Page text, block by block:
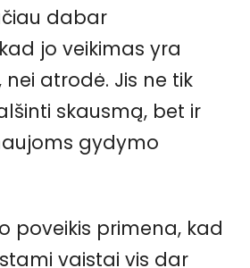
dabar
jo veikimas yra
atrodė. Jis ne tik
skausmą, bet ir
gydymo
poveikis primena, kad
vaistai vis dar